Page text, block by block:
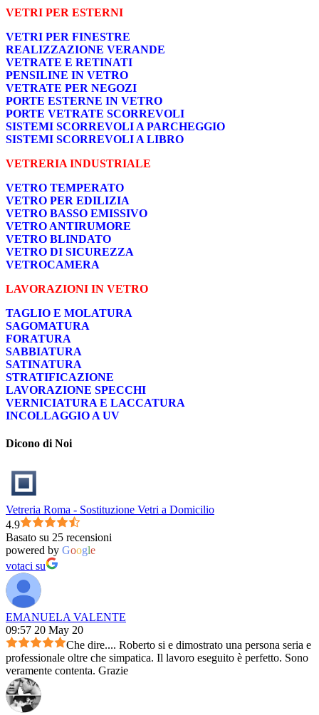
VETRI PER ESTERNI
VETRI PER FINESTRE
REALIZZAZIONE VERANDE
VETRATE E RETINATI
PENSILINE IN VETRO
VETRATE PER NEGOZI
PORTE ESTERNE IN VETRO
PORTE VETRATE SCORREVOLI
SISTEMI SCORREVOLI A PARCHEGGIO
SISTEMI SCORREVOLI A LIBRO
VETRERIA INDUSTRIALE
VETRO TEMPERATO
VETRO PER EDILIZIA
VETRO BASSO EMISSIVO
VETRO ANTIRUMORE
VETRO BLINDATO
VETRO DI SICUREZZA
VETROCAMERA
LAVORAZIONI IN VETRO
TAGLIO E MOLATURA
SAGOMATURA
FORATURA
SABBIATURA
SATINATURA
STRATIFICAZIONE
LAVORAZIONE SPECCHI
VERNICIATURA E LACCATURA
INCOLLAGGIO A UV
Dicono di Noi
Vetreria Roma - Sostituzione Vetri a Domicilio
4.9
Basato su 25 recensioni
powered by Google
votaci su
EMANUELA VALENTE
09:57 20 May 20
Che dire.... Roberto si e dimostrato una persona seria e
professionale oltre che simpatica. Il lavoro eseguito è perfetto. Sono
veramente contenta. Grazie